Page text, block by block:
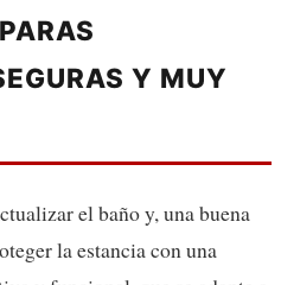
Y MUY
el baño y, una buena
la estancia con una